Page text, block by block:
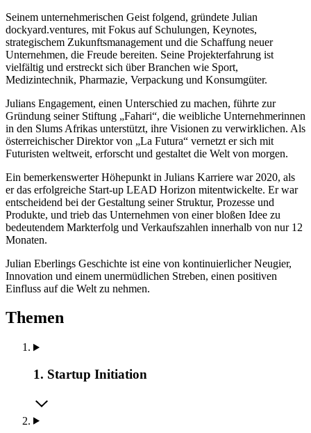
Seinem unternehmerischen Geist folgend, gründete Julian
dockyard.ventures, mit Fokus auf Schulungen, Keynotes,
strategischem Zukunftsmanagement und die Schaffung neuer
Unternehmen, die Freude bereiten. Seine Projekterfahrung ist
vielfältig und erstreckt sich über Branchen wie Sport,
Medizintechnik, Pharmazie, Verpackung und Konsumgüter.
Julians Engagement, einen Unterschied zu machen, führte zur
Gründung seiner Stiftung „Fahari“, die weibliche Unternehmerinnen
in den Slums Afrikas unterstützt, ihre Visionen zu verwirklichen. Als
österreichischer Direktor von „La Futura“ vernetzt er sich mit
Futuristen weltweit, erforscht und gestaltet die Welt von morgen.
Ein bemerkenswerter Höhepunkt in Julians Karriere war 2020, als
er das erfolgreiche Start-up LEAD Horizon mitentwickelte. Er war
entscheidend bei der Gestaltung seiner Struktur, Prozesse und
Produkte, und trieb das Unternehmen von einer bloßen Idee zu
bedeutendem Markterfolg und Verkaufszahlen innerhalb von nur 12
Monaten.
Julian Eberlings Geschichte ist eine von kontinuierlicher Neugier,
Innovation und einem unermüdlichen Streben, einen positiven
Einfluss auf die Welt zu nehmen.
Themen
1. Startup Initiation